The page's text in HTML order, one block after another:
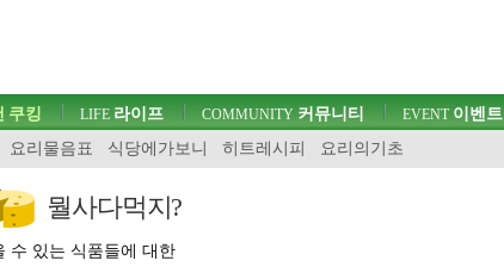
쿠킹
요리물음표 식당에가보니 히트레시피 요리의기초
LIFE 라이프 COMMUNITY 커뮤니티 EVENT이벤트
뭘사다먹지?
수 있는 식품들에 대한